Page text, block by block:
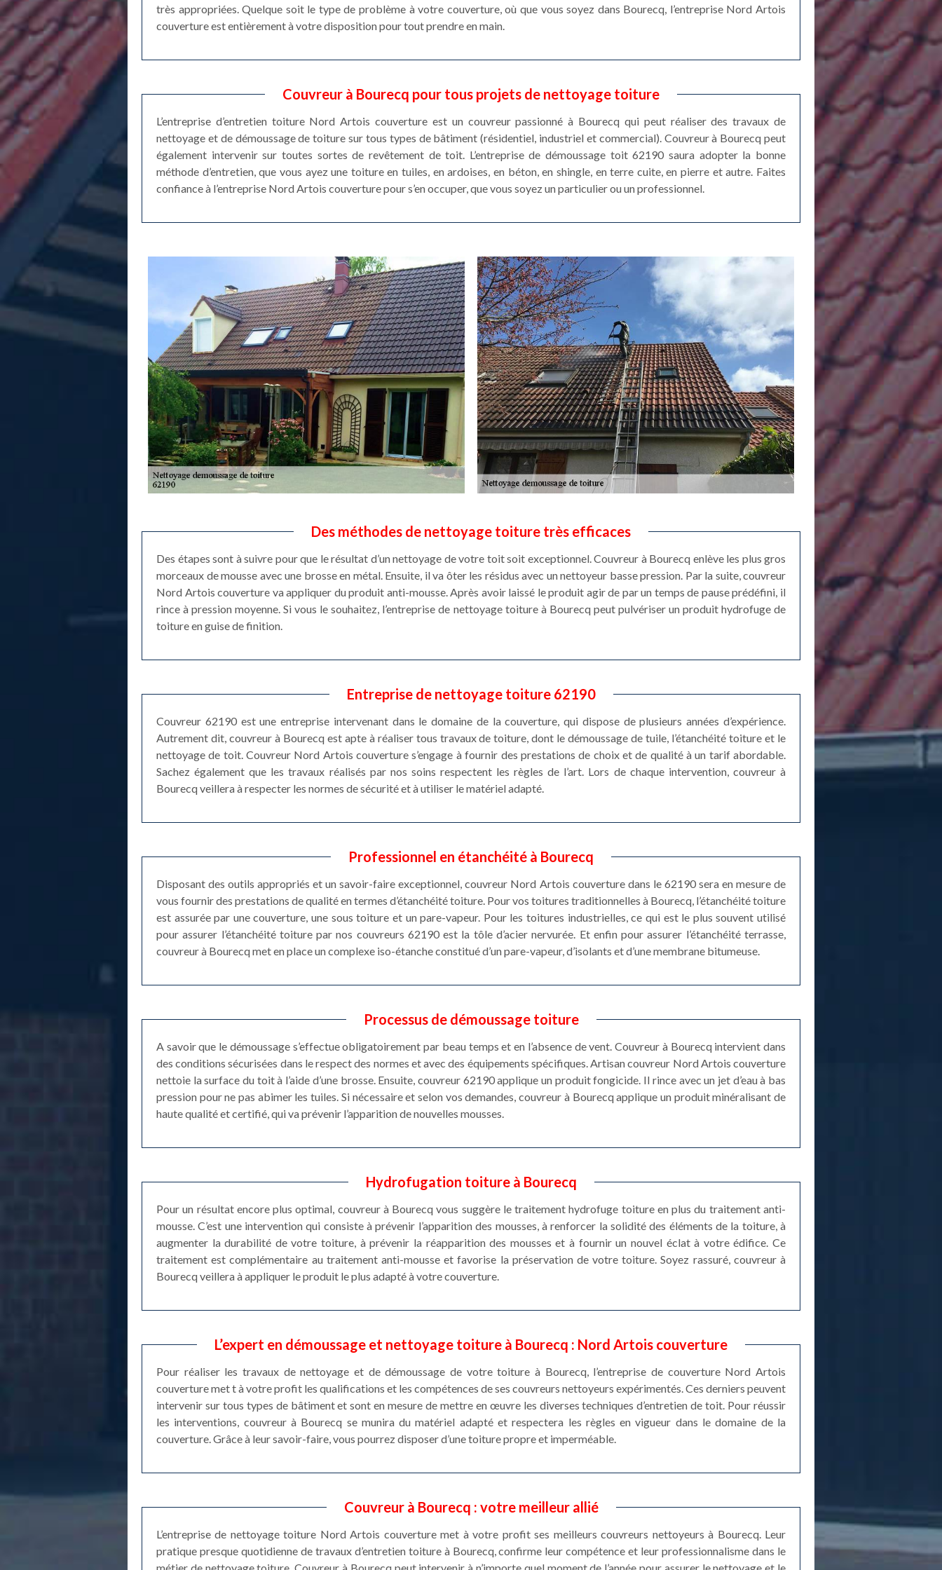
très appropriées. Quelque soit le type de problème à votre couverture, où que vous soyez dans Bourecq, l’entreprise Nord Artois
couverture est entièrement à votre disposition pour tout prendre en main.
Couvreur à Bourecq pour tous projets de nettoyage toiture
L’entreprise d’entretien toiture Nord Artois couverture est un couvreur passionné à Bourecq qui peut réaliser des travaux de
nettoyage et de démoussage de toiture sur tous types de bâtiment (résidentiel, industriel et commercial). Couvreur à Bourecq peut
également intervenir sur toutes sortes de revêtement de toit. L’entreprise de démoussage toit 62190 saura adopter la bonne
méthode d’entretien, que vous ayez une toiture en tuiles, en ardoises, en béton, en shingle, en terre cuite, en pierre et autre. Faites
confiance à l’entreprise Nord Artois couverture pour s’en occuper, que vous soyez un particulier ou un professionnel.
Des méthodes de nettoyage toiture très efficaces
Des étapes sont à suivre pour que le résultat d’un nettoyage de votre toit soit exceptionnel. Couvreur à Bourecq enlève les plus gros
morceaux de mousse avec une brosse en métal. Ensuite, il va ôter les résidus avec un nettoyeur basse pression. Par la suite, couvreur
Nord Artois couverture va appliquer du produit anti-mousse. Après avoir laissé le produit agir de par un temps de pause prédéfini, il
rince à pression moyenne. Si vous le souhaitez, l’entreprise de nettoyage toiture à Bourecq peut pulvériser un produit hydrofuge de
toiture en guise de finition.
Entreprise de nettoyage toiture 62190
Couvreur 62190 est une entreprise intervenant dans le domaine de la couverture, qui dispose de plusieurs années d’expérience.
Autrement dit, couvreur à Bourecq est apte à réaliser tous travaux de toiture, dont le démoussage de tuile, l’étanchéité toiture et le
nettoyage de toit. Couvreur Nord Artois couverture s’engage à fournir des prestations de choix et de qualité à un tarif abordable.
Sachez également que les travaux réalisés par nos soins respectent les règles de l’art. Lors de chaque intervention, couvreur à
Bourecq veillera à respecter les normes de sécurité et à utiliser le matériel adapté.
Professionnel en étanchéité à Bourecq
Disposant des outils appropriés et un savoir-faire exceptionnel, couvreur Nord Artois couverture dans le 62190 sera en mesure de
vous fournir des prestations de qualité en termes d’étanchéité toiture. Pour vos toitures traditionnelles à Bourecq, l’étanchéité toiture
est assurée par une couverture, une sous toiture et un pare-vapeur. Pour les toitures industrielles, ce qui est le plus souvent utilisé
pour assurer l’étanchéité toiture par nos couvreurs 62190 est la tôle d’acier nervurée. Et enfin pour assurer l’étanchéité terrasse,
couvreur à Bourecq met en place un complexe iso-étanche constitué d’un pare-vapeur, d’isolants et d’une membrane bitumeuse.
Processus de démoussage toiture
A savoir que le démoussage s’effectue obligatoirement par beau temps et en l’absence de vent. Couvreur à Bourecq intervient dans
des conditions sécurisées dans le respect des normes et avec des équipements spécifiques. Artisan couvreur Nord Artois couverture
nettoie la surface du toit à l’aide d’une brosse. Ensuite, couvreur 62190 applique un produit fongicide. Il rince avec un jet d’eau à bas
pression pour ne pas abimer les tuiles. Si nécessaire et selon vos demandes, couvreur à Bourecq applique un produit minéralisant de
haute qualité et certifié, qui va prévenir l’apparition de nouvelles mousses.
Hydrofugation toiture à Bourecq
Pour un résultat encore plus optimal, couvreur à Bourecq vous suggère le traitement hydrofuge toiture en plus du traitement anti-
mousse. C’est une intervention qui consiste à prévenir l’apparition des mousses, à renforcer la solidité des éléments de la toiture, à
augmenter la durabilité de votre toiture, à prévenir la réapparition des mousses et à fournir un nouvel éclat à votre édifice. Ce
traitement est complémentaire au traitement anti-mousse et favorise la préservation de votre toiture. Soyez rassuré, couvreur à
Bourecq veillera à appliquer le produit le plus adapté à votre couverture.
L’expert en démoussage et nettoyage toiture à Bourecq : Nord Artois couverture
Pour réaliser les travaux de nettoyage et de démoussage de votre toiture à Bourecq, l’entreprise de couverture Nord Artois
couverture met t à votre profit les qualifications et les compétences de ses couvreurs nettoyeurs expérimentés. Ces derniers peuvent
intervenir sur tous types de bâtiment et sont en mesure de mettre en œuvre les diverses techniques d’entretien de toit. Pour réussir
les interventions, couvreur à Bourecq se munira du matériel adapté et respectera les règles en vigueur dans le domaine de la
couverture. Grâce à leur savoir-faire, vous pourrez disposer d’une toiture propre et imperméable.
Couvreur à Bourecq : votre meilleur allié
L’entreprise de nettoyage toiture Nord Artois couverture met à votre profit ses meilleurs couvreurs nettoyeurs à Bourecq. Leur
pratique presque quotidienne de travaux d’entretien toiture à Bourecq, confirme leur compétence et leur professionnalisme dans le